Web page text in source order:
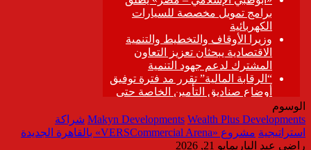
الوسوم
Makyn Developments Wealth Plus Developments
شراكة
استراتيجية مشروع «VERSCommercial Arena» بالقاهرة الجديدة
راضي عبد الباريمايو 21, 2026